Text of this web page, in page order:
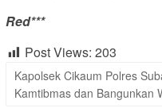
Red***
Post Views: 203
Kapolsek Cikaum Polres
Kamtibmas dan Bangunkan